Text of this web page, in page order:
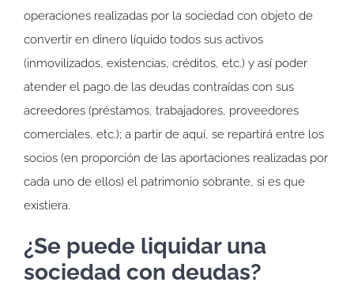
operaciones realizadas por la sociedad con objeto de
convertir en dinero líquido todos sus activos
(inmovilizados, existencias, créditos, etc.) y así poder
atender el pago de las deudas contraídas con sus
acreedores (préstamos, trabajadores, proveedores
comerciales, etc.); a partir de aquí, se repartirá entre los
socios (en proporción de las aportaciones realizadas por
cada uno de ellos) el patrimonio sobrante, si es que
existiera.
¿Se puede liquidar una
sociedad con deudas?